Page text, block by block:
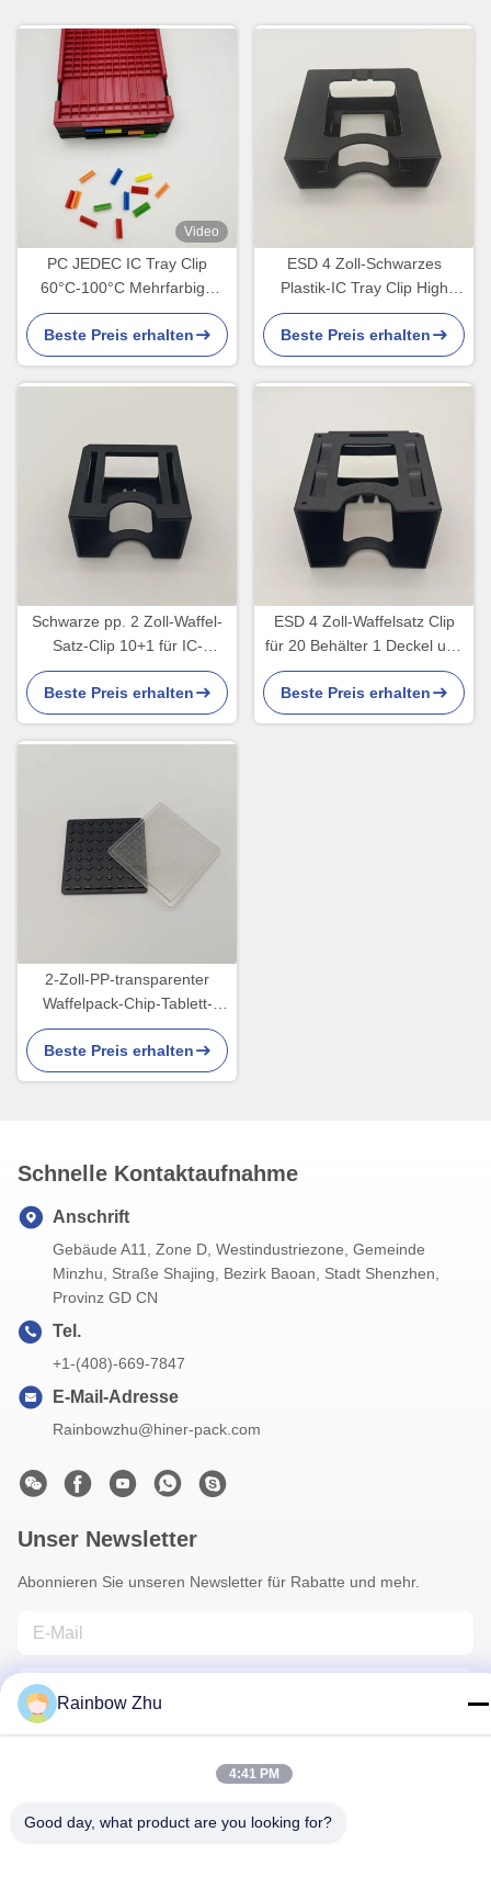
Video
PC JEDEC IC Tray Clip
60°C-100°C Mehrfarbige
Kennzeichnung
Beste Preis erhalten
ESD 4 Zoll-Schwarzes
Plastik-IC Tray Clip High
Temperature Resistance
Beste Preis erhalten
Schwarze pp. 2 Zoll-Waffel-
Satz-Clip 10+1 für IC-
Komponenten-Transport
Beste Preis erhalten
ESD 4 Zoll-Waffelsatz Clip
für 20 Behälter 1 Deckel und
10 Behälter 1 Deckel
Beste Preis erhalten
2-Zoll-PP-transparenter
Waffelpack-Chip-Tablett-
Deckel für die
Transportaufbewahrung
Beste Preis erhalten
Schnelle Kontaktaufnahme
Anschrift
Gebäude A11, Zone D, Westindustriezone, Gemeinde
Minzhu, Straße Shajing, Bezirk Baoan, Stadt Shenzhen,
Provinz GD CN
Tel.
+1-(408)-669-7847
E-Mail-Adresse
Rainbowzhu@hiner-pack.com
Unser Newsletter
Abonnieren Sie unseren Newsletter für Rabatte und mehr.
Kontakt Mit Uns
Rainbow Zhu
4:41 PM
Good day, what product are you looking for?